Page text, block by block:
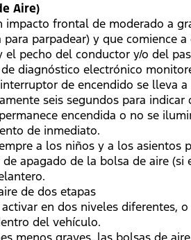
Aire)
impacto frontal de moderado a
para parpadear) y que comience
el pecho del conductor y/o del
diagnóstico electrónico
de encendido se lleva
seis segundos para
encendida o no se
de inmediato.
a los niños y a los asientos
apagado de la bolsa de aire
de dos etapas
activar en dos niveles diferentes,
del vehículo.